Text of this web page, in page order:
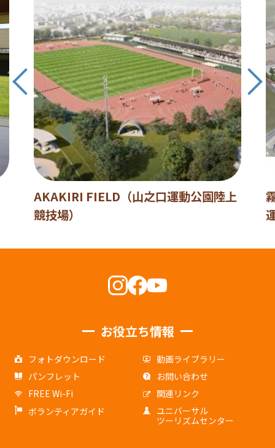
AKAKIRI FIELD（山之口運動公園陸上
競技場）
お役立ち情報
フォトダウンロード
動画ライブラリー
パンフレット
お問い合わせ
FREE Wi-Fi
関連リンク
ボランティアガイド
ユニバーサル
ツーリズムセンター